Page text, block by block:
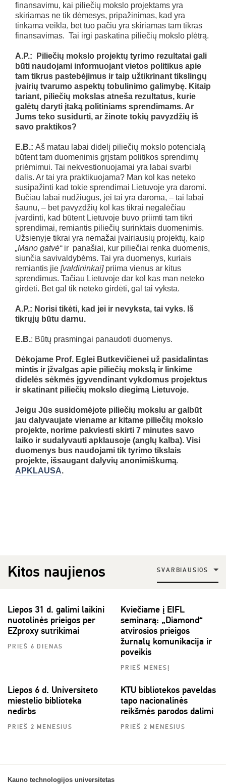
finansavimu, kai piliečių mokslo projektams yra
skiriamas ne tik dėmesys, pripažinimas, kad yra
tinkama veikla, bet tuo pačiu yra skiriamas tam tikras
finansavimas. Tai irgi paskatina piliečių mokslo plėtrą.
A.P.: Piliečių mokslo projektų tyrimo rezultatai gali
būti naudojami informuojant vietos politikus apie
tam tikrus pastebėjimus ir taip užtikrinant tikslingų
įvairių tvarumo aspektų tobulinimo galimybę. Kitaip
tariant, piliečių mokslas atneša rezultatus, kurie
galėtų daryti įtaką politiniams sprendimams. Ar
Jums teko susidurti, ar žinote tokių pavyzdžių iš
savo praktikos?
E.B.: Aš matau labai didelį piliečių mokslo potencialą
būtent tam duomenimis grįstam politikos sprendimų
priėmimui. Tai nekvestionuojamai yra labai svarbi
dalis. Ar tai yra praktikuojama? Man kol kas neteko
susipažinti kad tokie sprendimai Lietuvoje yra daromi.
Būčiau labai nudžiugus, jei tai yra daroma, – tai labai
šaunu, – bet pavyzdžių kol kas tikrai negalėčiau
įvardinti, kad būtent Lietuvoje buvo priimti tam tikri
sprendimai, remiantis piliečių surinktais duomenimis.
Užsienyje tikrai yra nemažai įvairiausių projektų, kaip
„Mano gatvė“ir panašiai, kur piliečiai renka duomenis,
siunčia savivaldybėms. Tai yra duomenys, kuriais
remiantis jie [valdininkai]priima vienus ar kitus
sprendimus. Tačiau Lietuvoje dar kol kas man neteko
girdėti. Bet gal tik neteko girdėti, gal tai vyksta.
A.P.: Norisi tikėti, kad jei ir nevyksta, tai vyks. Iš
tikrųjų būtu darnu.
E.B.: Būtų prasmingai panaudoti duomenys.
Dėkojame Prof. Eglei Butkevičienei už pasidalintas
mintis ir įžvalgas apie piliečių mokslą ir linkime
didelės sėkmės įgyvendinant vykdomus projektus
ir skatinant piliečių mokslo diegimą Lietuvoje.
Jeigu Jūs susidomėjote piliečių mokslu ar galbūt
jau dalyvaujate viename ar kitame piliečių mokslo
projekte, norime pakviesti skirti 7 minutes savo
laiko ir sudalyvauti apklausoje (anglų kalba). Visi
duomenys bus naudojami tik tyrimo tikslais
projekte, išsaugant dalyvių anonimiškumą.
APKLAUSA.
Kitos naujienos SVARBIAUSIOS
Liepos 31 d. galimi laikini
nuotolinės prieigos per
EZproxy sutrikimai
PRIEŠ 6 DIENAS
Kviečiame į EIFL
seminarą: „Diamond“
atvirosios prieigos
žurnalų komunikacija ir
poveikis
PRIEŠ MĖNESĮ
Liepos 6 d. Universiteto
miestelio biblioteka
nedirbs
PRIEŠ 2 MĖNESIUS
KTU bibliotekos paveldas
tapo nacionalinės
reikšmės parodos dalimi
PRIEŠ 2 MĖNESIUS
Kauno technologijos universitetas